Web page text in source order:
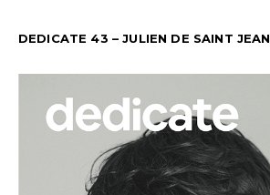
DEDICATE 43 – JULIEN DE SAINT JEAN